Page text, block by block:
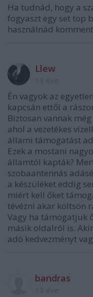
Ha tudnád, hogy a
fogyaszt egy set top
használnád
Llew
Én vagyok az
kapcsán ettől a
Biztosan vannak
ahol a vezetékes
állami támogatást
Ezek a mostani
államtól kapták?
szobaantennás
a készüléket eddig
miért kell őket
tévézni akar költsön
Vagy ha támogatjuk
másik oldalról is.
adó kedvezményt
bandras